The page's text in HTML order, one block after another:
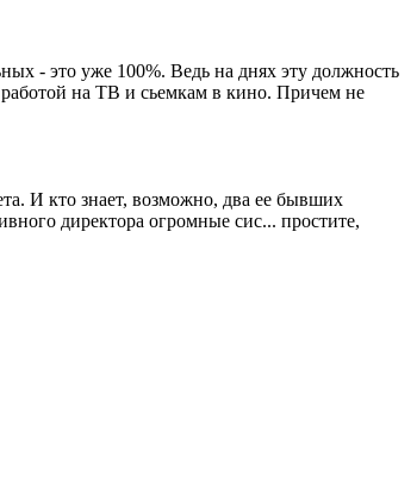
- это уже 100%. Ведь на днях эту должность
на ТВ и сьемкам в кино. Причем не
И кто знает, возможно, два ее бывших
директора огромные сис... простите,